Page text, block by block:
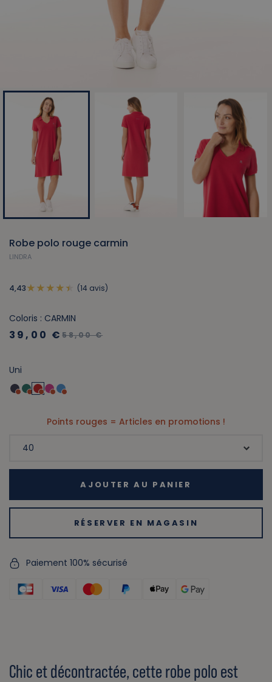
Robe polo rouge carmin
LINDRA
4,43 (14 avis)
Coloris : CARMIN
39,00 €58,00 €
Uni
Points rouges = Articles en promotions !
AJOUTER AU PANIER
RÉSERVER EN MAGASIN
Paiement 100% sécurisé
Chic et décontractée, cette robe polo est